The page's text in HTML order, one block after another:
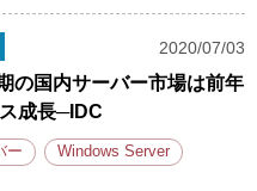
2020/07/03
の国内サーバー市場は前年
成長─IDC
ー Windows Server